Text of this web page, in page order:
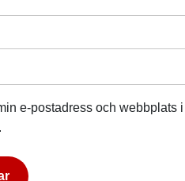
e-postadress och